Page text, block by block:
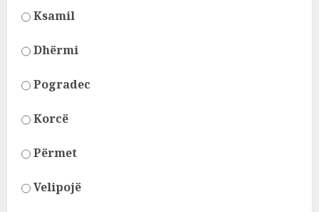
Ksamil
Dhërmi
Pogradec
Korcë
Përmet
Velipojë